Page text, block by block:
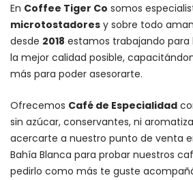
En Coffee Tiger Co somos
microtostadores y sobre todo
desde 2018 estamos trabajando para
la mejor calidad posible,
más para poder asesorarte.
Ofrecemos Café de Especialidad
sin azúcar, conservantes, ni
acercarte a nuestro punto de venta
Bahía Blanca para probar nuestros
pedirlo como más te guste